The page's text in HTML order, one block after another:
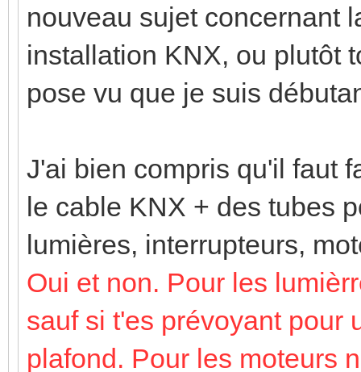
nouveau sujet concernant
installation KNX, ou plutôt
pose vu que je suis
J'ai bien compris qu'il faut
le cable KNX + des tubes
lumières, interrupteurs,
Oui et non. Pour les
sauf si t'es prévoyant pour
plafond. Pour les moteurs